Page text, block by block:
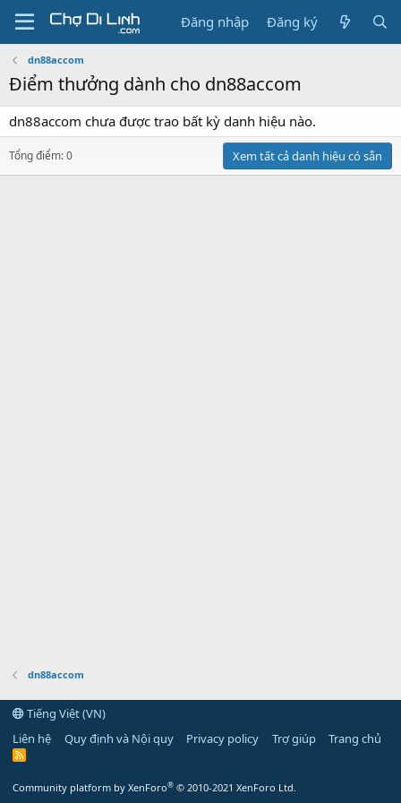
Đăng nhập Đăng ký
dn88accom
Điểm thưởng dành cho dn88accom
dn88accom chưa được trao bất kỳ danh hiệu nào.
Tổng điểm: 0 Xem tất cả danh hiệu có sẵn
dn88accom
Tiếng Việt (VN)
Liên hệ
Quy định và Nội quy Privacy policy Trợ giúp Trang chủ
R
Community platform by XenForo® © 2010-2021 XenForo Ltd.